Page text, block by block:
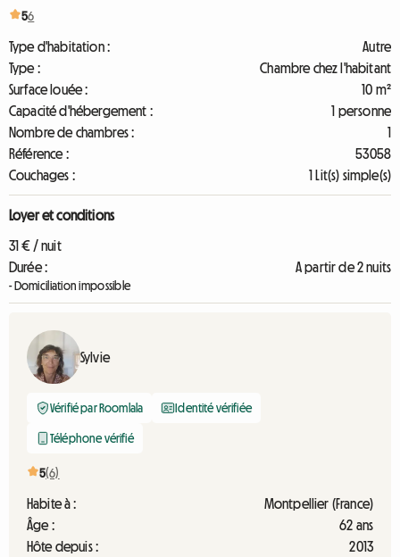
56
Type d'habitation :
Autre
Type :
Chambre chez l'habitant
Surface louée :
10 m²
Capacité d'hébergement :
1 personne
Nombre de chambres :
1
Référence :
53058
Couchages :
1 Lit(s) simple(s)
Loyer et conditions
31 € / nuit
Durée :
A partir de 2 nuits
- Domiciliation impossible
Sylvie
Vérifié par Roomlala Identité vérifiée
Téléphone vérifié
5(6)
Habite à :
Montpellier (France)
Âge :
62 ans
Hôte depuis :
2013